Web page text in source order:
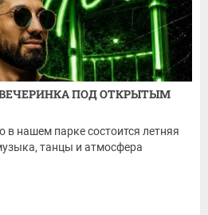
ПОД ОТКРЫТЫМ
в нашем парке состоится летняя
танцы и атмосфера